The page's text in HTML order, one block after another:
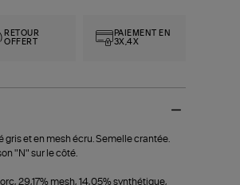
RETOUR
OFFERT
PAIEMENT EN
3X,4X
et en mesh écru. Semelle crantée.
"N" sur le côté.
29,17% mesh, 14,05% synthétique,